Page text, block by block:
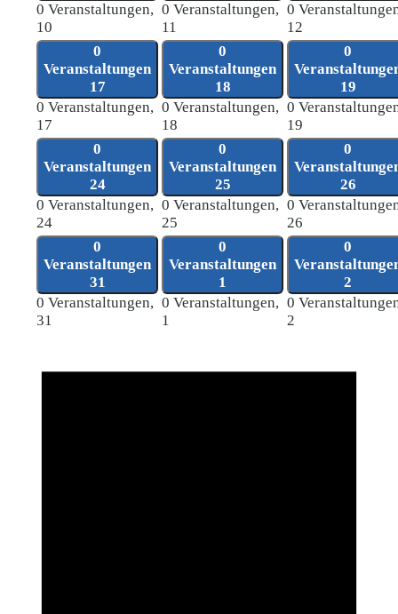
0 Veranstaltungen,
10
0 Veranstaltungen,
11
0
12
0
Veranstaltungen
17
0 Veranstaltungen,
17
0
Veranstaltungen
18
0 Veranstaltungen,
18
0
19
0
19
0
Veranstaltungen
24
0 Veranstaltungen,
24
0
Veranstaltungen
25
0 Veranstaltungen,
25
0
26
0
26
0
Veranstaltungen
31
0 Veranstaltungen,
31
0
Veranstaltungen
1
0 Veranstaltungen,
1
0
2
0
2